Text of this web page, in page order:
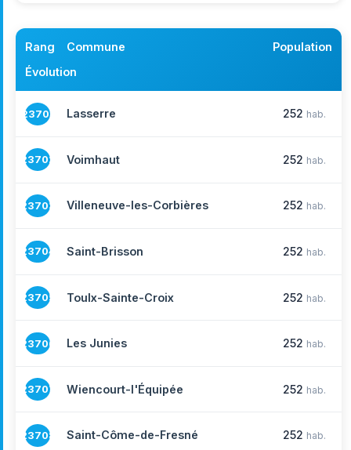
Rang Commune
Population
Évolution
23701 Lasserre 252 hab.
23702 Voimhaut 252 hab.
23703 Villeneuve-les-Corbières 252 hab.
23704 Saint-Brisson 252 hab.
23705 Toulx-Sainte-Croix 252 hab.
23706 Les Junies 252 hab.
23707 Wiencourt-l'Équipée 252 hab.
23708 Saint-Côme-de-Fresné 252 hab.